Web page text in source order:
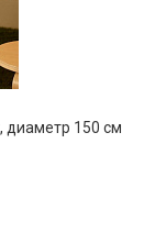
диаметр 150 см